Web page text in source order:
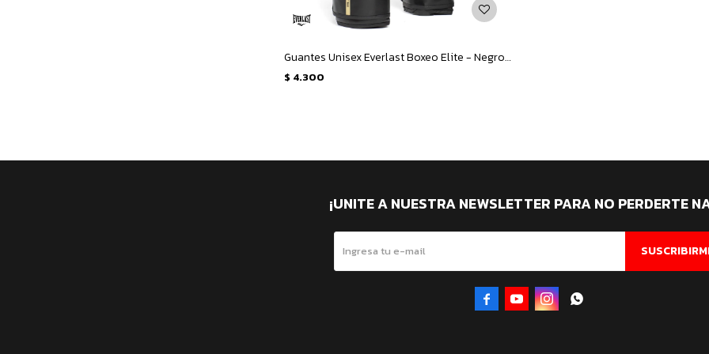
Guantes Unisex Everlast Boxeo Elite - Negro - Dorado
$ 4.300
¡UNITE A NUESTRA NEWSLETTER PARA NO PERDERTE
   